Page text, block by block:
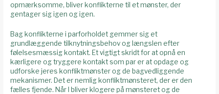
opmærksomme, bliver konflikterne til et mønster, der
gentager sig igen og igen.
Bag konflikterne i parforholdet gemmer sig et
grundlæggende tilknytningsbehov og længslen efter
følelsesmæssig kontakt. Et vigtigt skridt for at opnå en
kærligere og tryggere kontakt som par er at opdage og
udforske jeres konfliktmønster og de bagvedliggende
mekanismer. Det er nemlig konfliktmønsteret, der er den
fælles fjende. Når I bliver klogere på mønsteret og de